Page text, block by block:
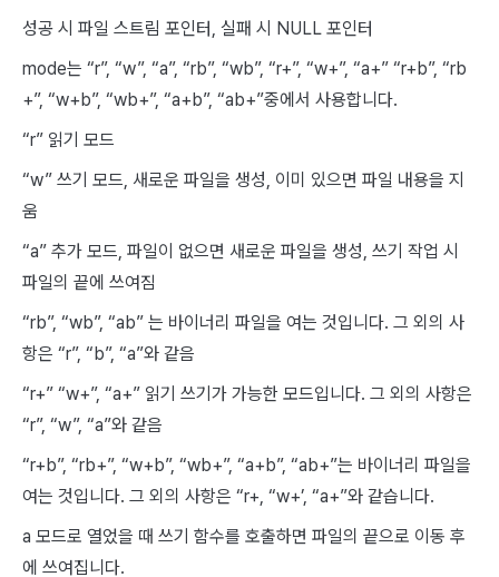
성공 시 파일 스트림 포인터, 실패 시 NULL 포인터
mode는 “r”, “w”, “a”, “rb”, “wb”, “r+”, “w+”, “a+” “r+b”, “rb
+”, “w+b”, “wb+”, “a+b”, “ab+”중에서 사용합니다.
“r” 읽기 모드
“w” 쓰기 모드, 새로운 파일을 생성, 이미 있으면 파일 내용을 지
움
“a” 추가 모드, 파일이 없으면 새로운 파일을 생성, 쓰기 작업 시
파일의 끝에 쓰여짐
“rb”, “wb”, “ab” 는 바이너리 파일을 여는 것입니다. 그 외의 사
항은 “r”, “b”, “a”와 같음
“r+” “w+”, “a+” 읽기 쓰기가 가능한 모드입니다. 그 외의 사항은
“r”, “w”, “a”와 같음
“r+b”, “rb+”, “w+b”, “wb+”, “a+b”, “ab+”는 바이너리 파일을
여는 것입니다. 그 외의 사항은 “r+, “w+’, “a+”와 같습니다.
a 모드로 열었을 때 쓰기 함수를 호출하면 파일의 끝으로 이동 후
에 쓰여집니다.